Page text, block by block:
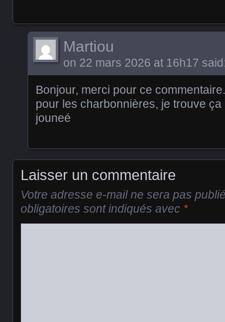
Martiou
on 22 mars 2026 at 16h17
Bonjour, merci pour ce
pour les charbonnières, je trouve
jouneé
Laisser un commentaire
Votre adresse e-mail ne sera pas
obligatoires sont indiqués avec *